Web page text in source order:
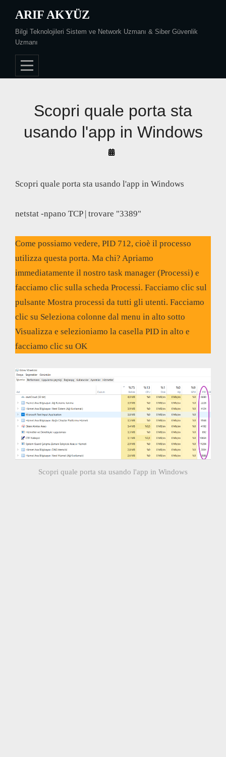
content
ARIF AKYÜZ
Bilgi Teknolojileri Sistem ve Network Uzmanı & Siber Güvenlik
Uzmanı
Scopri quale porta sta
usando l'app in Windows
By
Scopri quale porta sta usando l'app in Windows
netstat -npano TCP | trovare "3389"
Come possiamo vedere, PID 712, cioè il processo
utilizza questa porta. Ma chi? Apriamo
immediatamente il nostro task manager (Processi) e
facciamo clic sulla scheda Processi. Facciamo clic sul
pulsante Mostra processi da tutti gli utenti. Facciamo
clic su Seleziona colonne dal menu in alto sotto
Visualizza e selezioniamo la casella PID in alto e
facciamo clic su OK
Scopri quale porta sta usando l'app in Windows